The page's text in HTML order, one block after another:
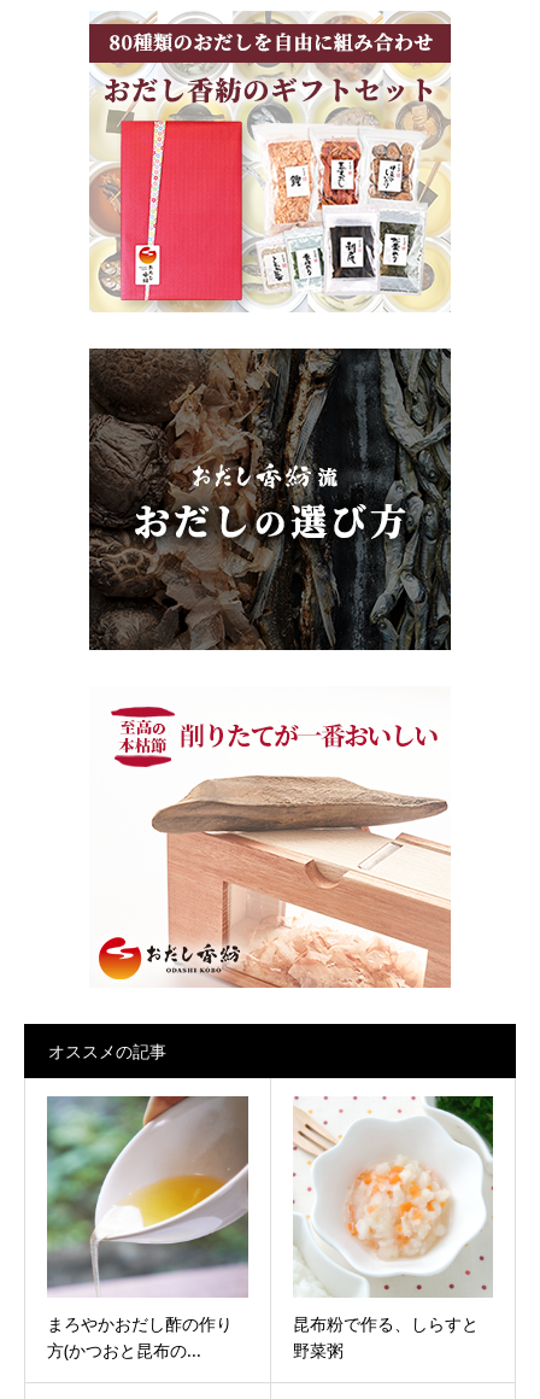
オススメの記事
まろやかおだし酢の作り
方(かつおと昆布の...
昆布粉で作る、しらすと
野菜粥